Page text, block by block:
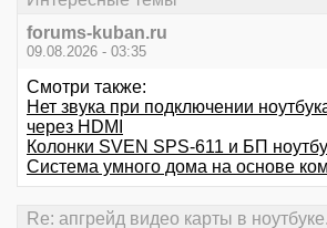
forums-kuban.ru
09.08.2026 - 03:35
Смотри также:
Нет звука при подключении
через HDMI
Колонки SVEN SPS-611 и БП
Система умного дома на основе
Re: апгрейд видео карты в